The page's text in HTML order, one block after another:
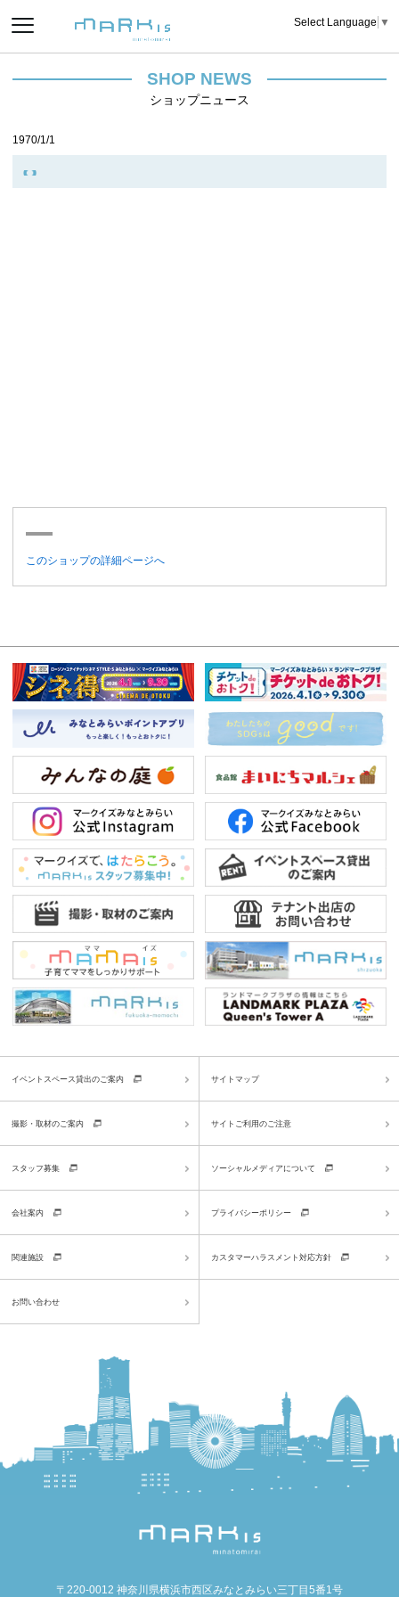
Select Language ▼
SHOP NEWS
ショップニュース
1970/1/1
このショップの詳細ページへ
イベントスペース貸出のご案内
撮影・取材のご案内
スタッフ募集
会社案内
関連施設
お問い合わせ
サイトマップ
サイトご利用のご注意
ソーシャルメディアについて
プライバシーポリシー
カスタマーハラスメント対応方針
〒220-0012 神奈川県横浜市西区みなとみらい三丁目5番1号